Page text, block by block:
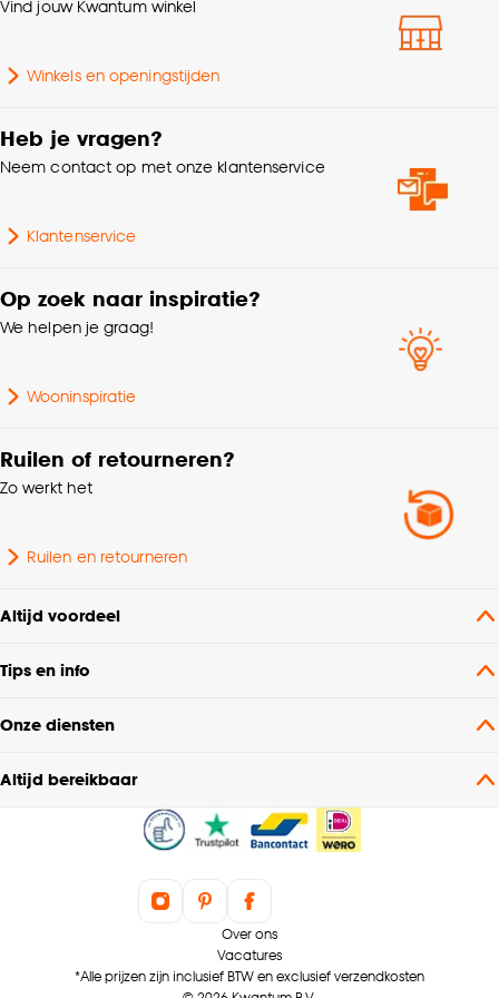
Goed om te weten is dat je deze keuze altijd nog
kan aanpassen, bekijk hiervoor onze
Kleurtint
Gewicht gram per m2
Vind jouw Kwantum winkel
Winkels en openingstijden
Heb je vragen?
Neem contact op met onze klantenservice
Klantenservice
Op zoek naar inspiratie?
We helpen je graag!
Wooninspiratie
Ruilen of retourneren?
Zo werkt het
Ruilen en retourneren
Altijd voordeel
Tips en info
Onze diensten
Altijd bereikbaar
Over ons
Vacatures
*Alle prijzen zijn inclusief BTW en exclusief verzendkosten